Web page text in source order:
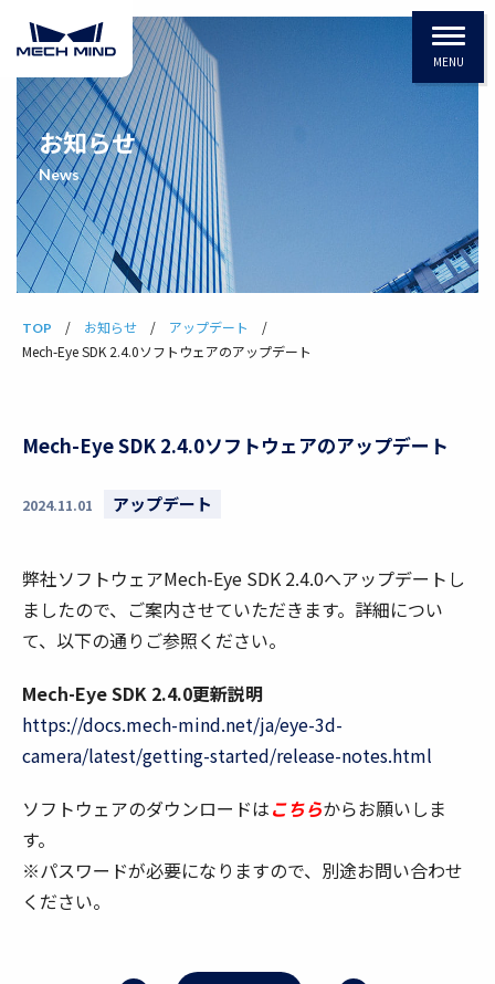
MENU
お知らせ
News
TOP お知らせ
アップデート
Mech-Eye SDK 2.4.0ソフトウェアのアップデート
Mech-Eye SDK 2.4.0ソフトウェアのアップデート
2024.11.01 アップデート
弊社ソフトウェアMech-Eye SDK 2.4.0へアップデートし
ましたので、ご案内させていただきます。詳細につい
て、以下の通りご参照ください。
Mech-Eye SDK 2.4.0更新説明
https://docs.mech-mind.net/ja/eye-3d-
camera/latest/getting-started/release-notes.html
ソフトウェアのダウンロードはこちらからお願いしま
す。
※パスワードが必要になりますので、別途お問い合わせ
ください。